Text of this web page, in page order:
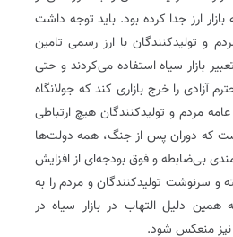
ارز جدا کرده بود. باید توجه داشت
و تولیدکنندگان با ارز رسمی تامین
بازار سیاه استفاده می‌کردند و حتی
آزادی را خرج بازاری کند که جولانگاه
مردم و تولیدکنندگان هیچ ارتباطی
است که دوران پس از جنگ، همه دولت‌ها
بی‌ضابطه و فوق بودجه‌ای از افزایش
و سرنوشت تولیدکنندگان و مردم را به
همین دلیل التهاب در بازار سیاه در
نیز منعکس شود.